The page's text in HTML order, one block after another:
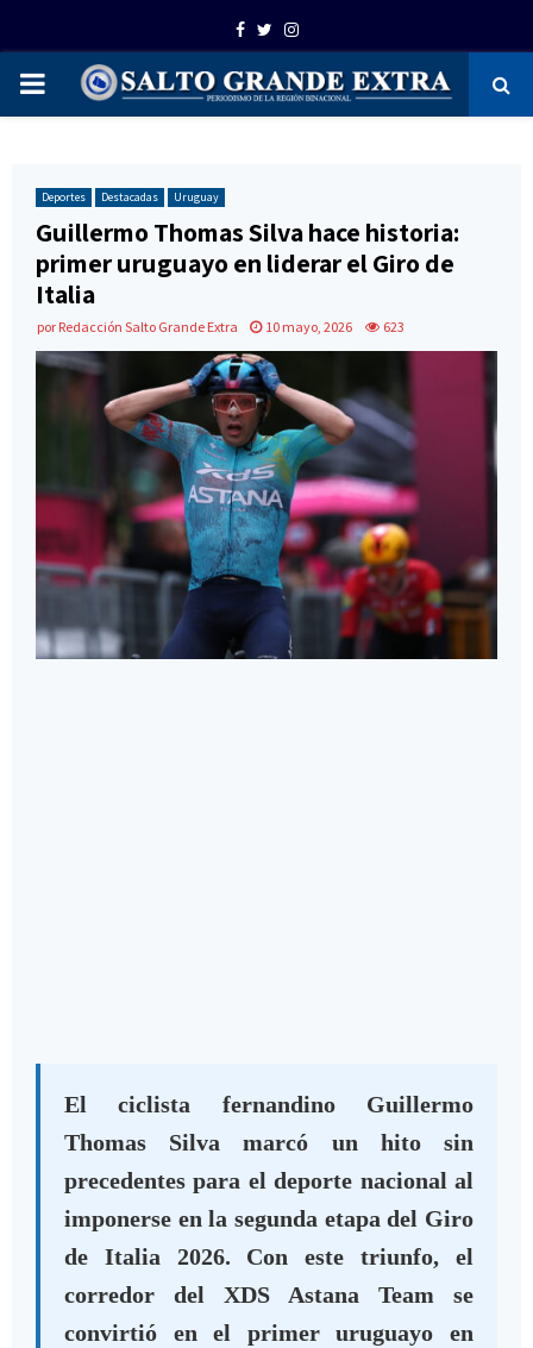
Facebook
TwitterInstagram
PRIMARY
Deportes Destacadas Uruguay
Guillermo Thomas Silva hace historia:
primer uruguayo en liderar el Giro de
Italia
por Redacción Salto Grande Extra 10 mayo, 2026 623
El ciclista fernandino Guillermo
Thomas Silva marcó un hito sin
precedentes para el deporte nacional al
imponerse en la segunda etapa del Giro
de Italia 2026. Con este triunfo, el
corredor del XDS Astana Team se
convirtió en el primer uruguayo en